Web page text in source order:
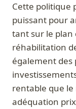
Cette politique
puissant pour
tant sur le plan
réhabilitation
également des
rentable que le
adéquation